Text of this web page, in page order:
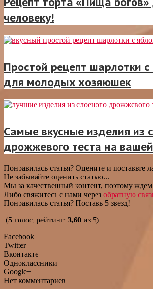
человеку!
Простой рецепт шарлотки
для молодых хозяюшек
Самые вкусные изделия из
дрожжевого теста на
Понравилась статья? Оцените и поставьте
Не забывайте оценить статью...
Мы за качественный контент, поэтому
Либо свяжитесь с нами через обратную
Понравилась статья? Поставь 5 звезд!
(5 голос, рейтинг: 3,60 из 5)
Facebook
Twitter
Вконтакте
Одноклассники
Google+
Нет комментариев